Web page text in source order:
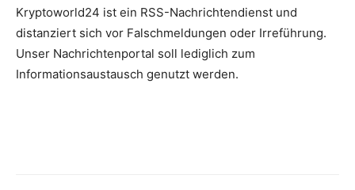
Kryptoworld24 ist ein RSS-Nachrichtendienst und
distanziert sich vor Falschmeldungen oder Irreführung.
Unser Nachrichtenportal soll lediglich zum
Informationsaustausch genutzt werden.